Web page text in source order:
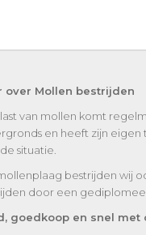
over Mollen bestrijden
van mollen komt
en heeft zijn eigen
situatie.
bestrijden wij
door een
goedkoop en snel met